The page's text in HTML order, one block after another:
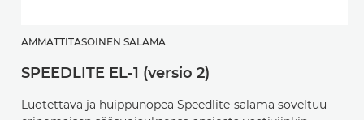
AMMATTITASOINEN SALAMA
SPEEDLITE EL-1 (versio 2)
Luotettava ja huippunopea Speedlite-salama soveltuu